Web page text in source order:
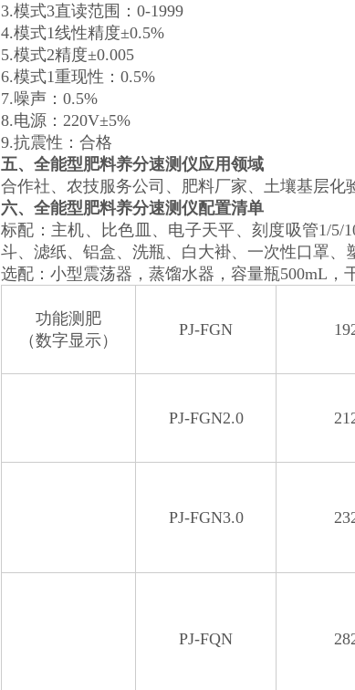
3.模式3直读范围：0-1999
4.模式1线性精度±0.5%
5.模式2精度±0.005
6.模式1重现性：0.5%
7.噪声：0.5%
8.电源：220V±5%
9.抗震性：合格
五、全能型肥料养分速测仪应用领域
合作社、农技服务公司、肥料厂家、土壤基层化
六、全能型肥料养分速测仪配置清单
标配：主机、比色皿、电子天平、刻度吸管1/
斗、滤纸、铝盒、洗瓶、白大褂、一次性口罩、
选配：小型震荡器，蒸馏水器，容量瓶500mL，
功能测肥
（数字显示）
PJ-FGN
PJ-FGN2.0
PJ-FGN3.0
PJ-FQN